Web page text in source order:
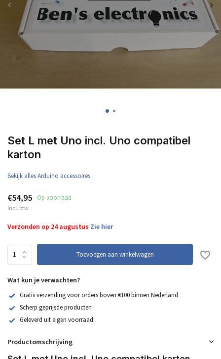
Set L met Uno incl. Uno compatibel
karton
Bekijk alles Arduino accessoires
€54,95 Op voorraad
Incl. btw
Verzonden op 24 augustus Zie hier
Toevoegen aan winkelwagen
Wat kun je verwachten?
Gratis verzending voor orders boven €100 binnen Nederland
Scherp geprijsde producten
Geleverd uit eigen voorraad
Productomschrijving